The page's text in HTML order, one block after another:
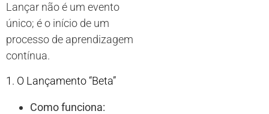
Lançar não é um evento
único; é o início de um
processo de aprendizagem
contínua.
1. O Lançamento “Beta”
Como funciona: